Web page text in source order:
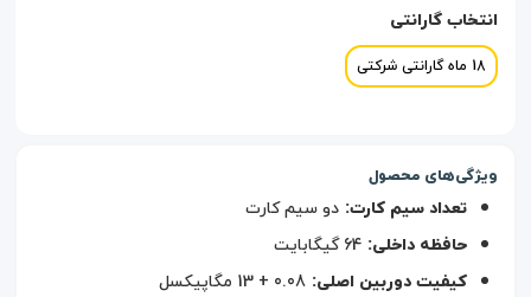
انتخاب گارانتی
18 ماه گارانتی شرکتی
ویژگی‌های محصول
تعداد سیم کارت: دو سیم کارت
حافظه داخلی: 64 گیگابایت
کیفیت دوربین اصلی: 0.08 + 13 مگاپیکسل